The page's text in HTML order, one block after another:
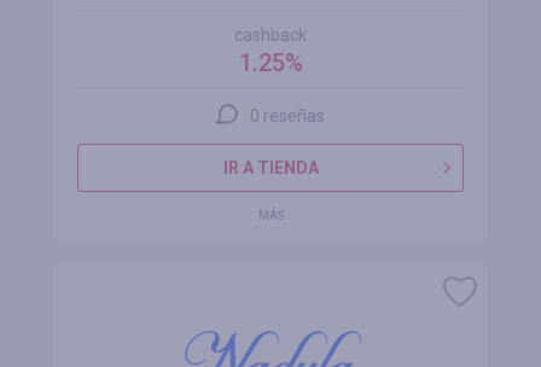
cashback
1.25%
0 reseñas
IR A TIENDA
MÁS